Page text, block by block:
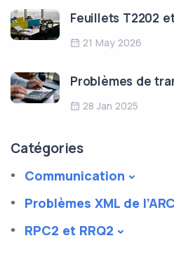
Feuillets T2202
21 May 2026
Problèmes de
28 Jan 2025
Catégories
Communication
Problèmes XML de l’ARC
RPC2 et RRQ2